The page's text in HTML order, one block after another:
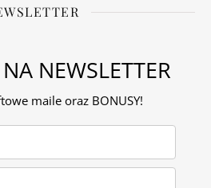
NEWSLETTER
maile oraz BONUSY!